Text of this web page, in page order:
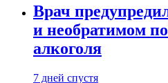
Врач
и необратимом
алкоголя
7 дней спустя